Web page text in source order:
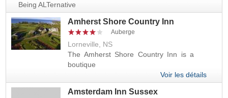
Being ALTernative
Amherst Shore Country Inn
Auberge
Lorneville, NS
The Amherst Shore Country Inn is a
boutique
Voir les détails
Amsterdam Inn Sussex